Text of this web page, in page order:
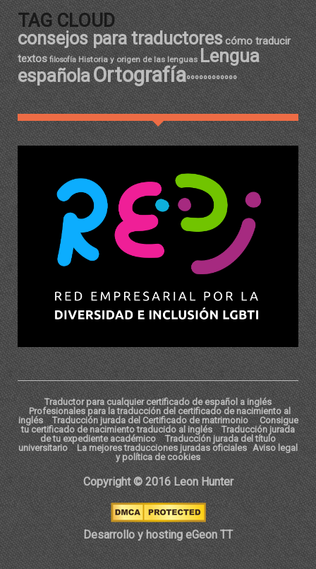
TAG CLOUD
consejos para traductorescómo traducir
textos filosofía Historia y origen de las lenguas Lengua
españolaOrtografíaºººººººººººº
Traductor para cualquier certificado de español a inglés
Profesionales para la traducción del certificado de nacimiento al
inglés
Traducción jurada del Certificado de matrimonio
Consigue
tu certificado de nacimiento traducido al inglés
Traducción jurada
de tu expediente académico
Traducción jurada del título
universitario
La mejores traducciones juradas oficiales Aviso legal
y política de cookies
Copyright © 2016 Leon Hunter
Desarrollo y hosting eGeon TT